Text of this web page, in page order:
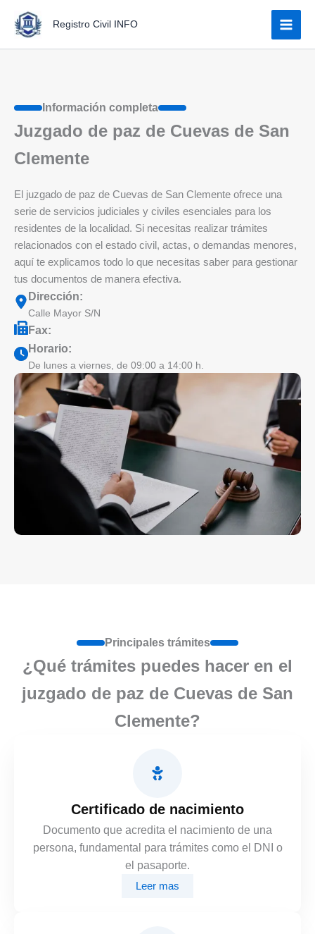
contenido
Registro Civil INFO
Información completa
Juzgado de paz de Cuevas de San
Clemente
El juzgado de paz de Cuevas de San Clemente ofrece una
serie de servicios judiciales y civiles esenciales para los
residentes de la localidad. Si necesitas realizar trámites
relacionados con el estado civil, actas, o demandas menores,
aquí te explicamos todo lo que necesitas saber para gestionar
tus documentos de manera efectiva.
Dirección:
Calle Mayor S/N
Fax:
Horario:
De lunes a viernes, de 09:00 a 14:00 h.
Principales trámites
¿Qué trámites puedes hacer en el
juzgado de paz de Cuevas de San
Clemente?
Certificado de nacimiento
Documento que acredita el nacimiento de una
persona, fundamental para trámites como el DNI o
el pasaporte.
Leer mas